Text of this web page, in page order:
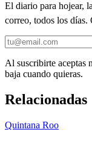
El diario para hojear,
correo, todos los días.
Al suscribirte aceptas
baja cuando quieras.
Relacionadas
Quintana Roo